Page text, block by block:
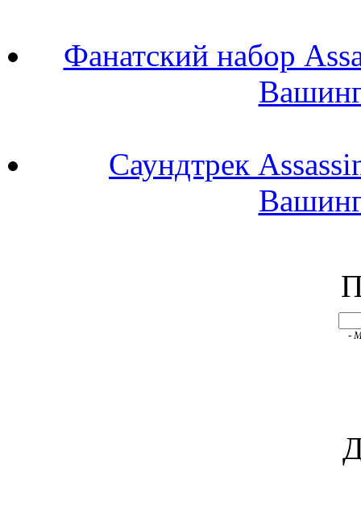
Фанатский набор
Саундтрек
-